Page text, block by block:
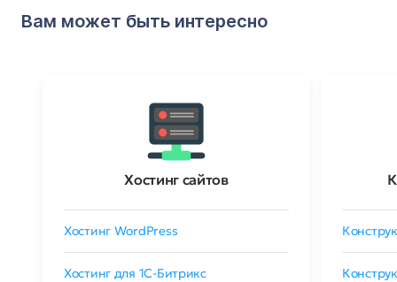
Вам может быть интересно
Хостинг сайтов
Хостинг WordPress
Хостинг для 1C-Битрикс